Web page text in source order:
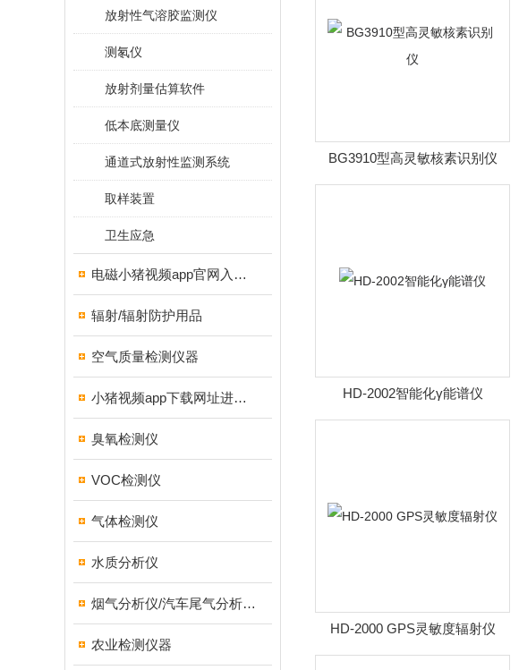
放射性气溶胶监测仪
测氡仪
放射剂量估算软件
低本底测量仪
通道式放射性监测系统
取样装置
卫生应急
电磁小猪视频app官网入口ios
辐射/辐射防护用品
空气质量检测仪器
小猪视频app下载网址进入18测试仪
臭氧检测仪
VOC检测仪
气体检测仪
水质分析仪
烟气分析仪/汽车尾气分析仪/转速表/汽车维修检测设备
农业检测仪器
BG3910型高灵敏核素识别仪
HD-2002智能化γ能谱仪
HD-2000 GPS灵敏度辐射仪